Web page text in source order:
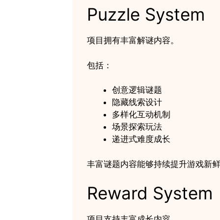
Puzzle System
项目拥有丰富解谜内容。
包括：
创意逻辑谜题
隐藏线索设计
多样化互动机制
场景探索玩法
递进式难度成长
丰富谜题内容能够持续提升游戏新
Reward System